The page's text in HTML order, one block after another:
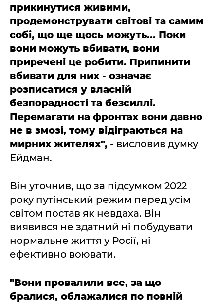
прикинутися живими,
продемонструвати світові та самим
собі, що ще щось можуть... Поки
вони можуть вбивати, вони
приречені це робити. Припинити
вбивати для них - означає
розписатися у власній
безпорадності та безсиллі.
Перемагати на фронтах вони давно
не в змозі, тому відіграються на
мирних жителях", - висловив думку
Ейдман.
Він уточнив, що за підсумком 2022
року путінський режим перед усім
світом постав як невдаха. Він
виявився не здатний ні побудувати
нормальне життя у Росії, ні
ефективно воювати.
"Вони провалили все, за що
бралися, облажалися по повній